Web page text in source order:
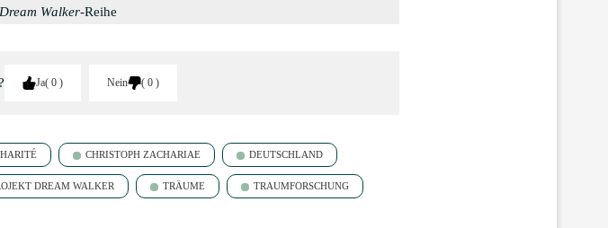
Walker-Reihe
Ja 0 Nein 0
CHRISTOPH ZACHARIAE DEUTSCHLAND
DREAM WALKER TRÄUME TRAUMFORSCHUNG